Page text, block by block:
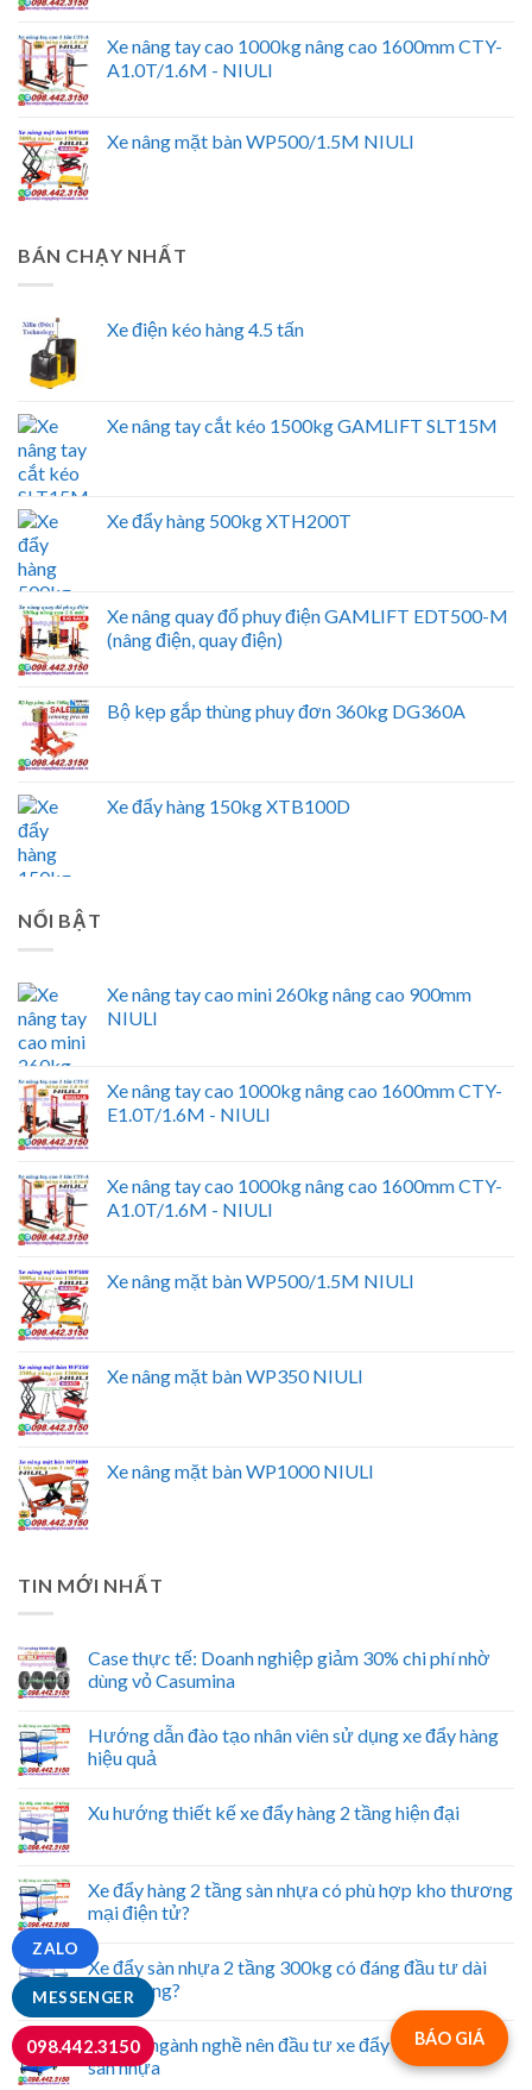
Xe nâng tay cao 1000kg nâng cao 1600mm CTY-
A1.0T/1.6M - NIULI
Xe nâng mặt bàn WP500/1.5M NIULI
BÁN CHẠY NHẤT
Xe điện kéo hàng 4.5 tấn
Xe nâng tay cắt kéo 1500kg GAMLIFT SLT15M
Xe đẩy hàng 500kg XTH200T
Xe nâng quay đổ phuy điện GAMLIFT EDT500-M
(nâng điện, quay điện)
Bộ kẹp gắp thùng phuy đơn 360kg DG360A
Xe đẩy hàng 150kg XTB100D
NỔI BẬT
Xe nâng tay cao mini 260kg nâng cao 900mm
NIULI
Xe nâng tay cao 1000kg nâng cao 1600mm CTY-
E1.0T/1.6M - NIULI
Xe nâng tay cao 1000kg nâng cao 1600mm CTY-
A1.0T/1.6M - NIULI
Xe nâng mặt bàn WP500/1.5M NIULI
Xe nâng mặt bàn WP350 NIULI
Xe nâng mặt bàn WP1000 NIULI
TIN MỚI NHẤT
Case thực tế: Doanh nghiệp giảm 30% chi phí nhờ
dùng vỏ Casumina
Hướng dẫn đào tạo nhân viên sử dụng xe đẩy hàng
hiệu quả
Xu hướng thiết kế xe đẩy hàng 2 tầng hiện đại
Xe đẩy hàng 2 tầng sàn nhựa có phù hợp kho thương
mại điện tử?
Xe đẩy sàn nhựa 2 tầng 300kg có đáng đầu tư dài
hạn không?
Những ngành nghề nên đầu tư xe đẩy hàng 2 tầng
sàn nhựa
BÁO GIÁ
MESSENGER
ZALO
098.442.3150